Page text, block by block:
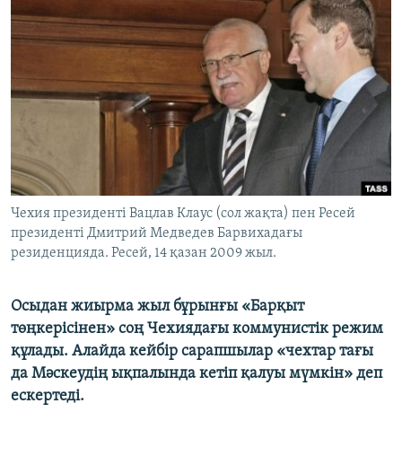
Русский
ЖАЗЫЛЫҢЫЗ
Басқа тілдерде
Чехия президенті Вацлав Клаус (сол жақта) пен Ресей
президенті Дмитрий Медведев Барвихадағы
резиденцияда. Ресей, 14 қазан 2009 жыл.
Осыдан жиырма жыл бұрынғы «Барқыт
төңкерісінен» соң Чехиядағы коммунистік режим
құлады. Алайда кейбір сарапшылар «чехтар тағы
да Мәскеудің ықпалында кетіп қалуы мүмкін» деп
ескертеді.